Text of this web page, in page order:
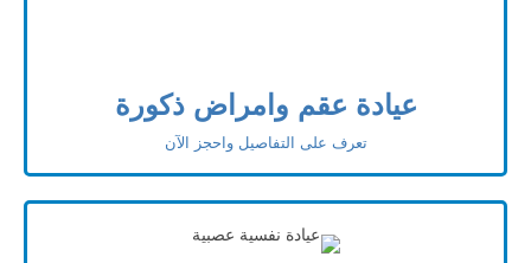
عيادة عقم وامراض ذكورة
تعرف على التفاصيل واحجز الآن